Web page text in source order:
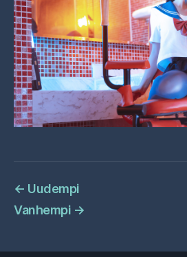
← Uudempi
Vanhempi →